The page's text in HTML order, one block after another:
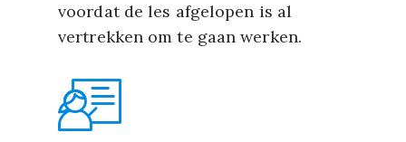
voordat de les afgelopen is al
vertrekken om te gaan werken.